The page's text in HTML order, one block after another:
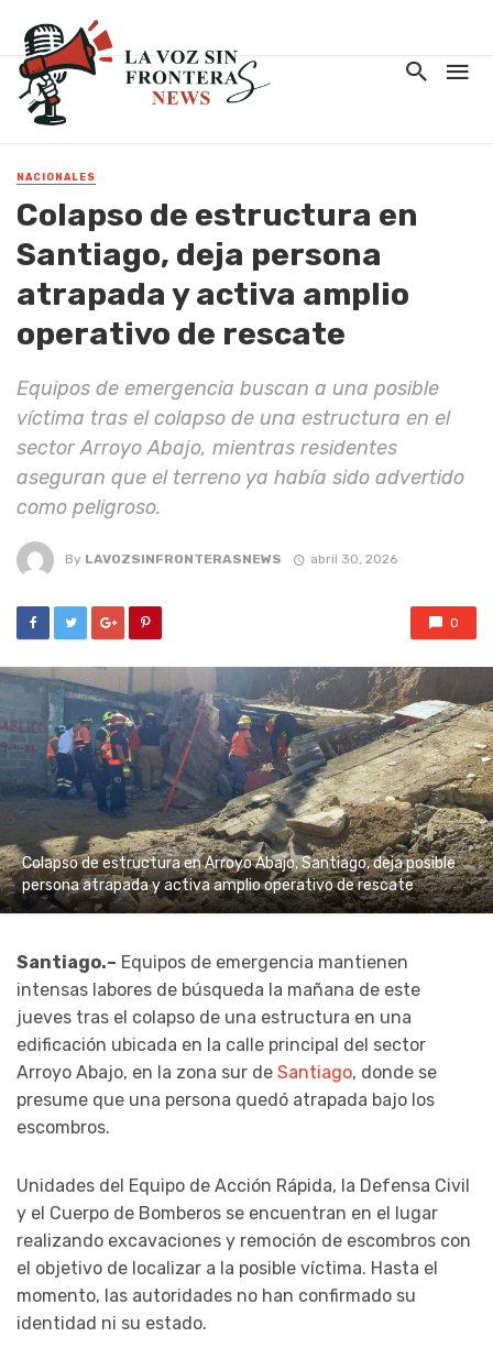
NACIONALES
Colapso de estructura en
Santiago, deja persona
atrapada y activa amplio
operativo de rescate
Equipos de emergencia buscan a una posible
víctima tras el colapso de una estructura en el
sector Arroyo Abajo, mientras residentes
aseguran que el terreno ya había sido advertido
como peligroso.
By LAVOZSINFRONTERASNEWS abril 30, 2026
0
Colapso de estructura en Arroyo Abajo, Santiago, deja posible
persona atrapada y activa amplio operativo de rescate
Santiago.– Equipos de emergencia mantienen
intensas labores de búsqueda la mañana de este
jueves tras el colapso de una estructura en una
edificación ubicada en la calle principal del sector
Arroyo Abajo, en la zona sur de Santiago, donde se
presume que una persona quedó atrapada bajo los
escombros.
Unidades del Equipo de Acción Rápida, la Defensa Civil
y el Cuerpo de Bomberos se encuentran en el lugar
realizando excavaciones y remoción de escombros con
el objetivo de localizar a la posible víctima. Hasta el
momento, las autoridades no han confirmado su
identidad ni su estado.